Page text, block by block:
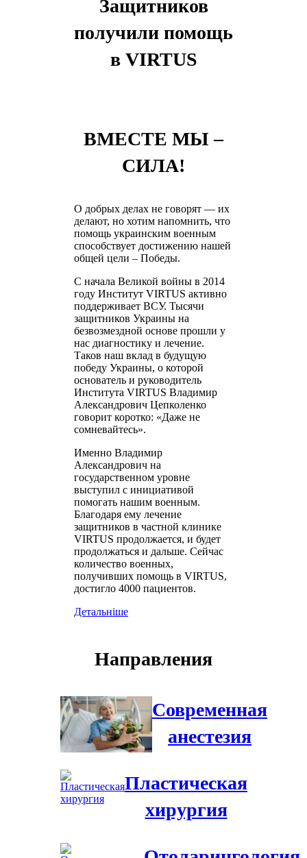
ВМЕСТЕ МЫ –
СИЛА!
О добрых делах не говорят — их
делают, но хотим напомнить, что
помощь украинским военным
способствует достижению нашей
общей цели – Победы.
С начала Великой войны в 2014
году Институт VIRTUS активно
поддерживает ВСУ. Тысячи
защитников Украины на
безвозмездной основе прошли у
нас диагностику и лечение.
Таков наш вклад в будущую
победу Украины, о которой
основатель и руководитель
Института VIRTUS Владимир
Александрович Цепколенко
говорит коротко: «Даже не
сомневайтесь».
Именно Владимир
Александрович на
государственном уровне
выступил с инициативой
помогать нашим военным.
Благодаря ему лечение
защитников в частной клинике
VIRTUS продолжается, и будет
продолжаться и дальше. Сейчас
количество военных,
получивших помощь в VIRTUS,
достигло 4000 пациентов.
Детальніше
Защитников
получили помощь
в VIRTUS
Направления
Современная
анестезия
Пластическая
хирургия